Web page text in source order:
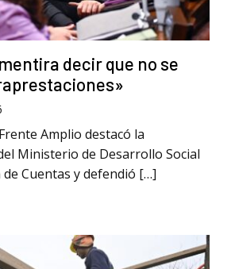
decir que no se
Amplio destacó la
Ministerio de Desarrollo Social
Cuentas y defendió […]